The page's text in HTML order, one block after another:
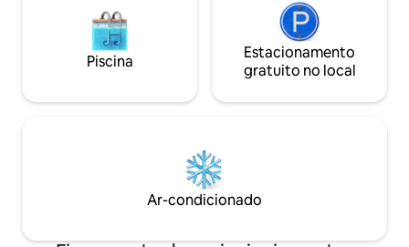
Piscina
Estacionamento
gratuito no local
Ar-condicionado